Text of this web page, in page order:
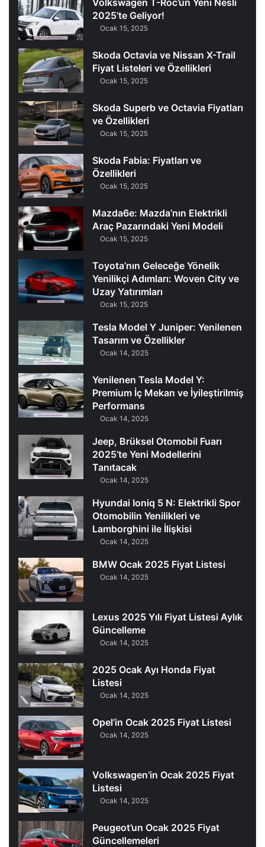
2025’te Geliyor!
Ocak 15, 2025
Skoda Octavia ve Nissan X-Trail
Fiyat Listeleri ve Özellikleri
Ocak 15, 2025
Skoda Superb ve Octavia Fiyatları
ve Özellikleri
Ocak 15, 2025
Skoda Fabia: Fiyatları ve
Özellikleri
Ocak 15, 2025
Mazda6e: Mazda’nın Elektrikli
Araç Pazarındaki Yeni Modeli
Ocak 15, 2025
Toyota’nın Geleceğe Yönelik
Yenilikçi Adımları: Woven City ve
Uzay Yatırımları
Ocak 15, 2025
Tesla Model Y Juniper: Yenilenen
Tasarım ve Özellikler
Ocak 14, 2025
Yenilenen Tesla Model Y:
Premium İç Mekan ve İyileştirilmiş
Performans
Ocak 14, 2025
Jeep, Brüksel Otomobil Fuarı
2025’te Yeni Modellerini
Tanıtacak
Ocak 14, 2025
Hyundai Ioniq 5 N: Elektrikli Spor
Otomobilin Yenilikleri ve
Lamborghini ile İlişkisi
Ocak 14, 2025
BMW Ocak 2025 Fiyat Listesi
Ocak 14, 2025
Lexus 2025 Yılı Fiyat Listesi Aylık
Güncelleme
Ocak 14, 2025
2025 Ocak Ayı Honda Fiyat
Listesi
Ocak 14, 2025
Opel’in Ocak 2025 Fiyat Listesi
Ocak 14, 2025
Volkswagen’in Ocak 2025 Fiyat
Listesi
Ocak 14, 2025
Peugeot’un Ocak 2025 Fiyat
Güncellemeleri